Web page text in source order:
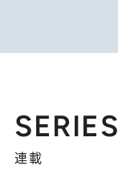
SERIES
連載